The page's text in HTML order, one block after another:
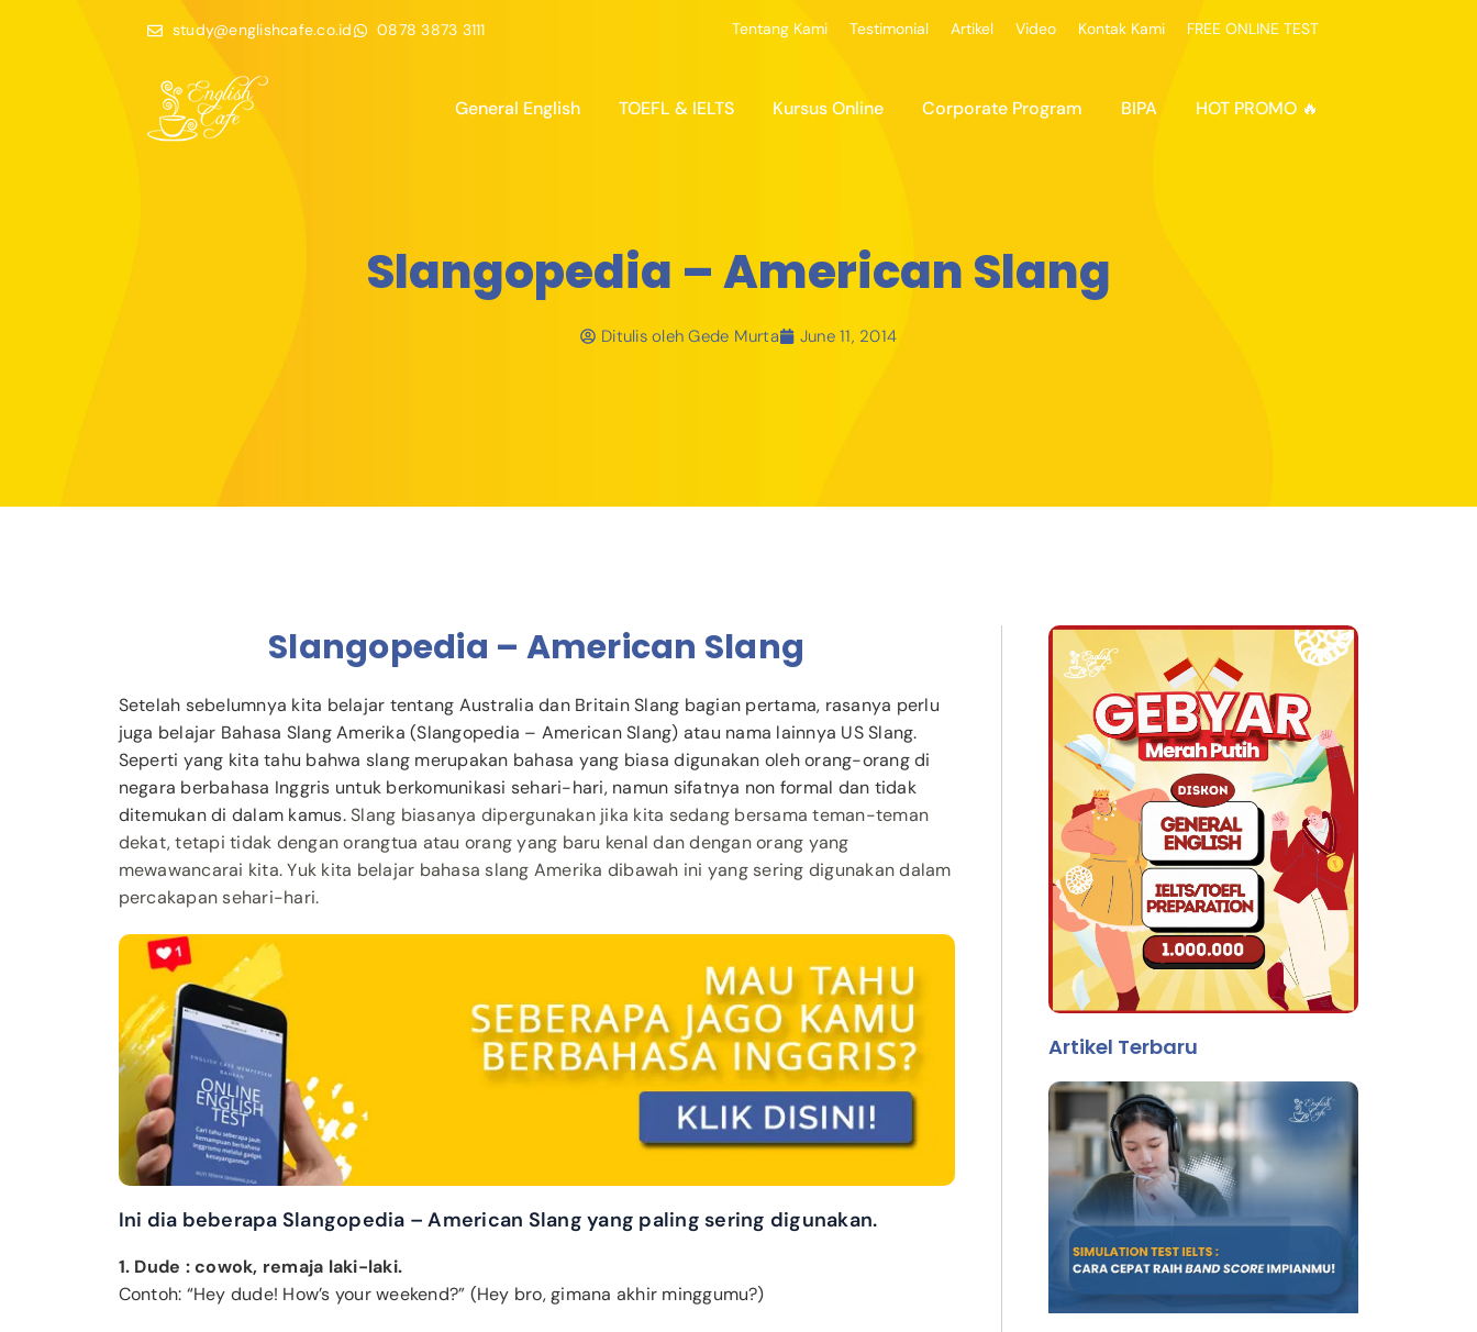
study@englishcafe.co.id 0878 3873 3111 Tentang Kami Testimonial Artikel Video Kontak Kami FREE ONLINE TEST
General English TOEFL & IELTS Kursus Online Corporate Program BIPA HOT PROMO 🔥
Slangopedia – American Slang
Ditulis oleh Gede Murta June 11, 2014
Slangopedia – American Slang
Setelah sebelumnya kita belajar tentang Australia dan Britain Slang bagian pertama, rasanya perlu
juga belajar Bahasa Slang Amerika (Slangopedia – American Slang) atau nama lainnya US Slang.
Seperti yang kita tahu bahwa slang merupakan bahasa yang biasa digunakan oleh orang-orang di
negara berbahasa Inggris untuk berkomunikasi sehari-hari, namun sifatnya non formal dan tidak
ditemukan di dalam kamus.Slang biasanya dipergunakan jika kita sedang bersama teman-teman
dekat, tetapi tidak dengan orangtua atau orang yang baru kenal dan dengan orang yang
mewawancarai kita. Yuk kita belajar bahasa slang Amerika dibawah ini yang sering digunakan dalam
percakapan sehari-hari.
Ini dia beberapa Slangopedia – American Slang yang paling sering digunakan.
1. Dude : cowok, remaja laki-laki.
Contoh: “Hey dude! How’s your weekend?” (Hey bro, gimana akhir minggumu?)
Artikel Terbaru